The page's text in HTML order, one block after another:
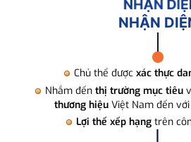
NHẬN
Chủ thể được xác thực
Nhắm đến thị trường mục tiêu
thương hiệuViệt Nam đến
Lợi thế xếp hạng trên